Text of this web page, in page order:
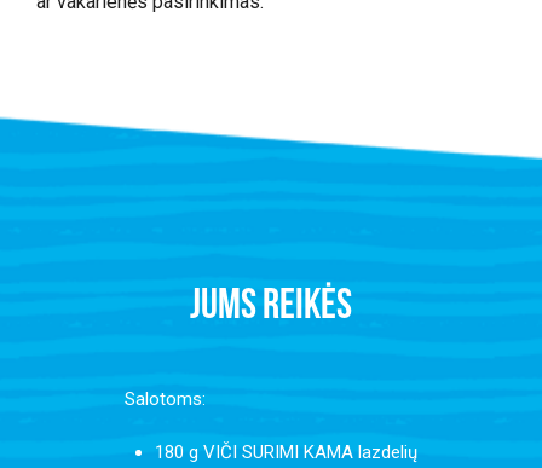
JUMS REIKĖS
Salotoms:
180 g VIČI SURIMI KAMA lazdelių